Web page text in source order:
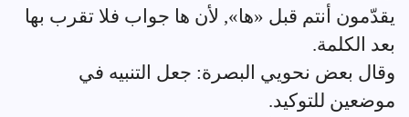
يقدّمون أنتم قبل «ها», لأن ها جواب فلا تقرب بها
بعد الكلمة.
وقال بعض نحويي البصرة: جعل التنبيه في
موضعين للتوكيد.